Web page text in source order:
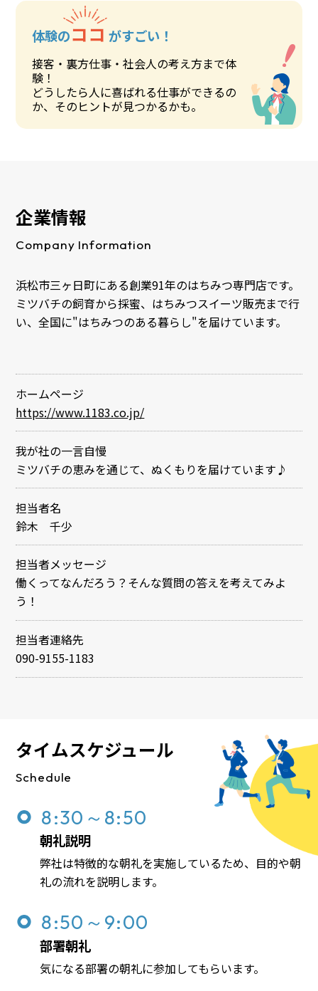
体験のココ がすごい！
接客・裏方仕事・社会人の考え方まで体
験！
どうしたら人に喜ばれる仕事ができるの
か、そのヒントが見つかるかも。
企業情報
Company Information
浜松市三ヶ日町にある創業91年のはちみつ専門店です。
ミツバチの飼育から採蜜、はちみつスイーツ販売まで行
い、全国に"はちみつのある暮らし"を届けています。
ホームページ
https://www.1183.co.jp/
我が社の一言自慢
ミツバチの恵みを通じて、ぬくもりを届けています♪
担当者名
鈴木 千少
担当者メッセージ
働くってなんだろう？そんな質問の答えを考えてみよ
う！
担当者連絡先
090-9155-1183
タイムスケジュール
Schedule
8:30～8:50
朝礼説明
弊社は特徴的な朝礼を実施しているため、目的や朝
礼の流れを説明します。
8:50～9:00
部署朝礼
気になる部署の朝礼に参加してもらいます。